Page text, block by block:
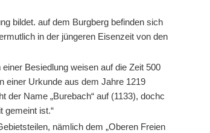
bildet. auf dem Burgberg befinden sich
in der jüngeren Eisenzeit von den
Besiedlung weisen auf die Zeit 500
einer Urkunde aus dem Jahre 1219
der Name „Burebach“ auf (1133), dochc
gemeint ist.“
nämlich dem „Oberen Freien